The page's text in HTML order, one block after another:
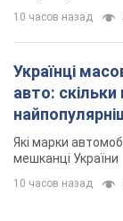
10 часов назад
Українці
авто:
Які марки
мешканці України
10 часов назад